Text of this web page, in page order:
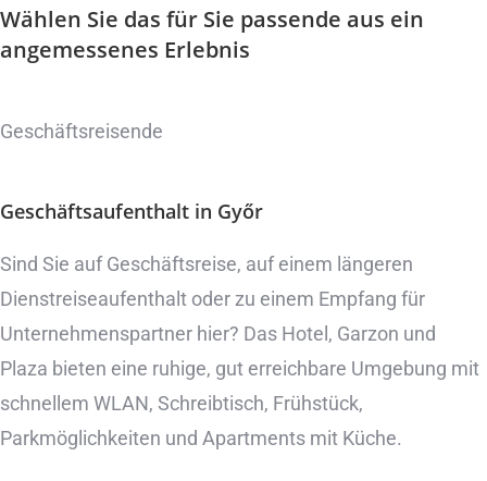
Wählen Sie das für Sie passende aus ein
angemessenes Erlebnis
Geschäftsreisende
Geschäftsaufenthalt in Győr
Sind Sie auf Geschäftsreise, auf einem längeren
Dienstreiseaufenthalt oder zu einem Empfang für
Unternehmenspartner hier? Das Hotel, Garzon und
Plaza bieten eine ruhige, gut erreichbare Umgebung mit
schnellem WLAN, Schreibtisch, Frühstück,
Parkmöglichkeiten und Apartments mit Küche.